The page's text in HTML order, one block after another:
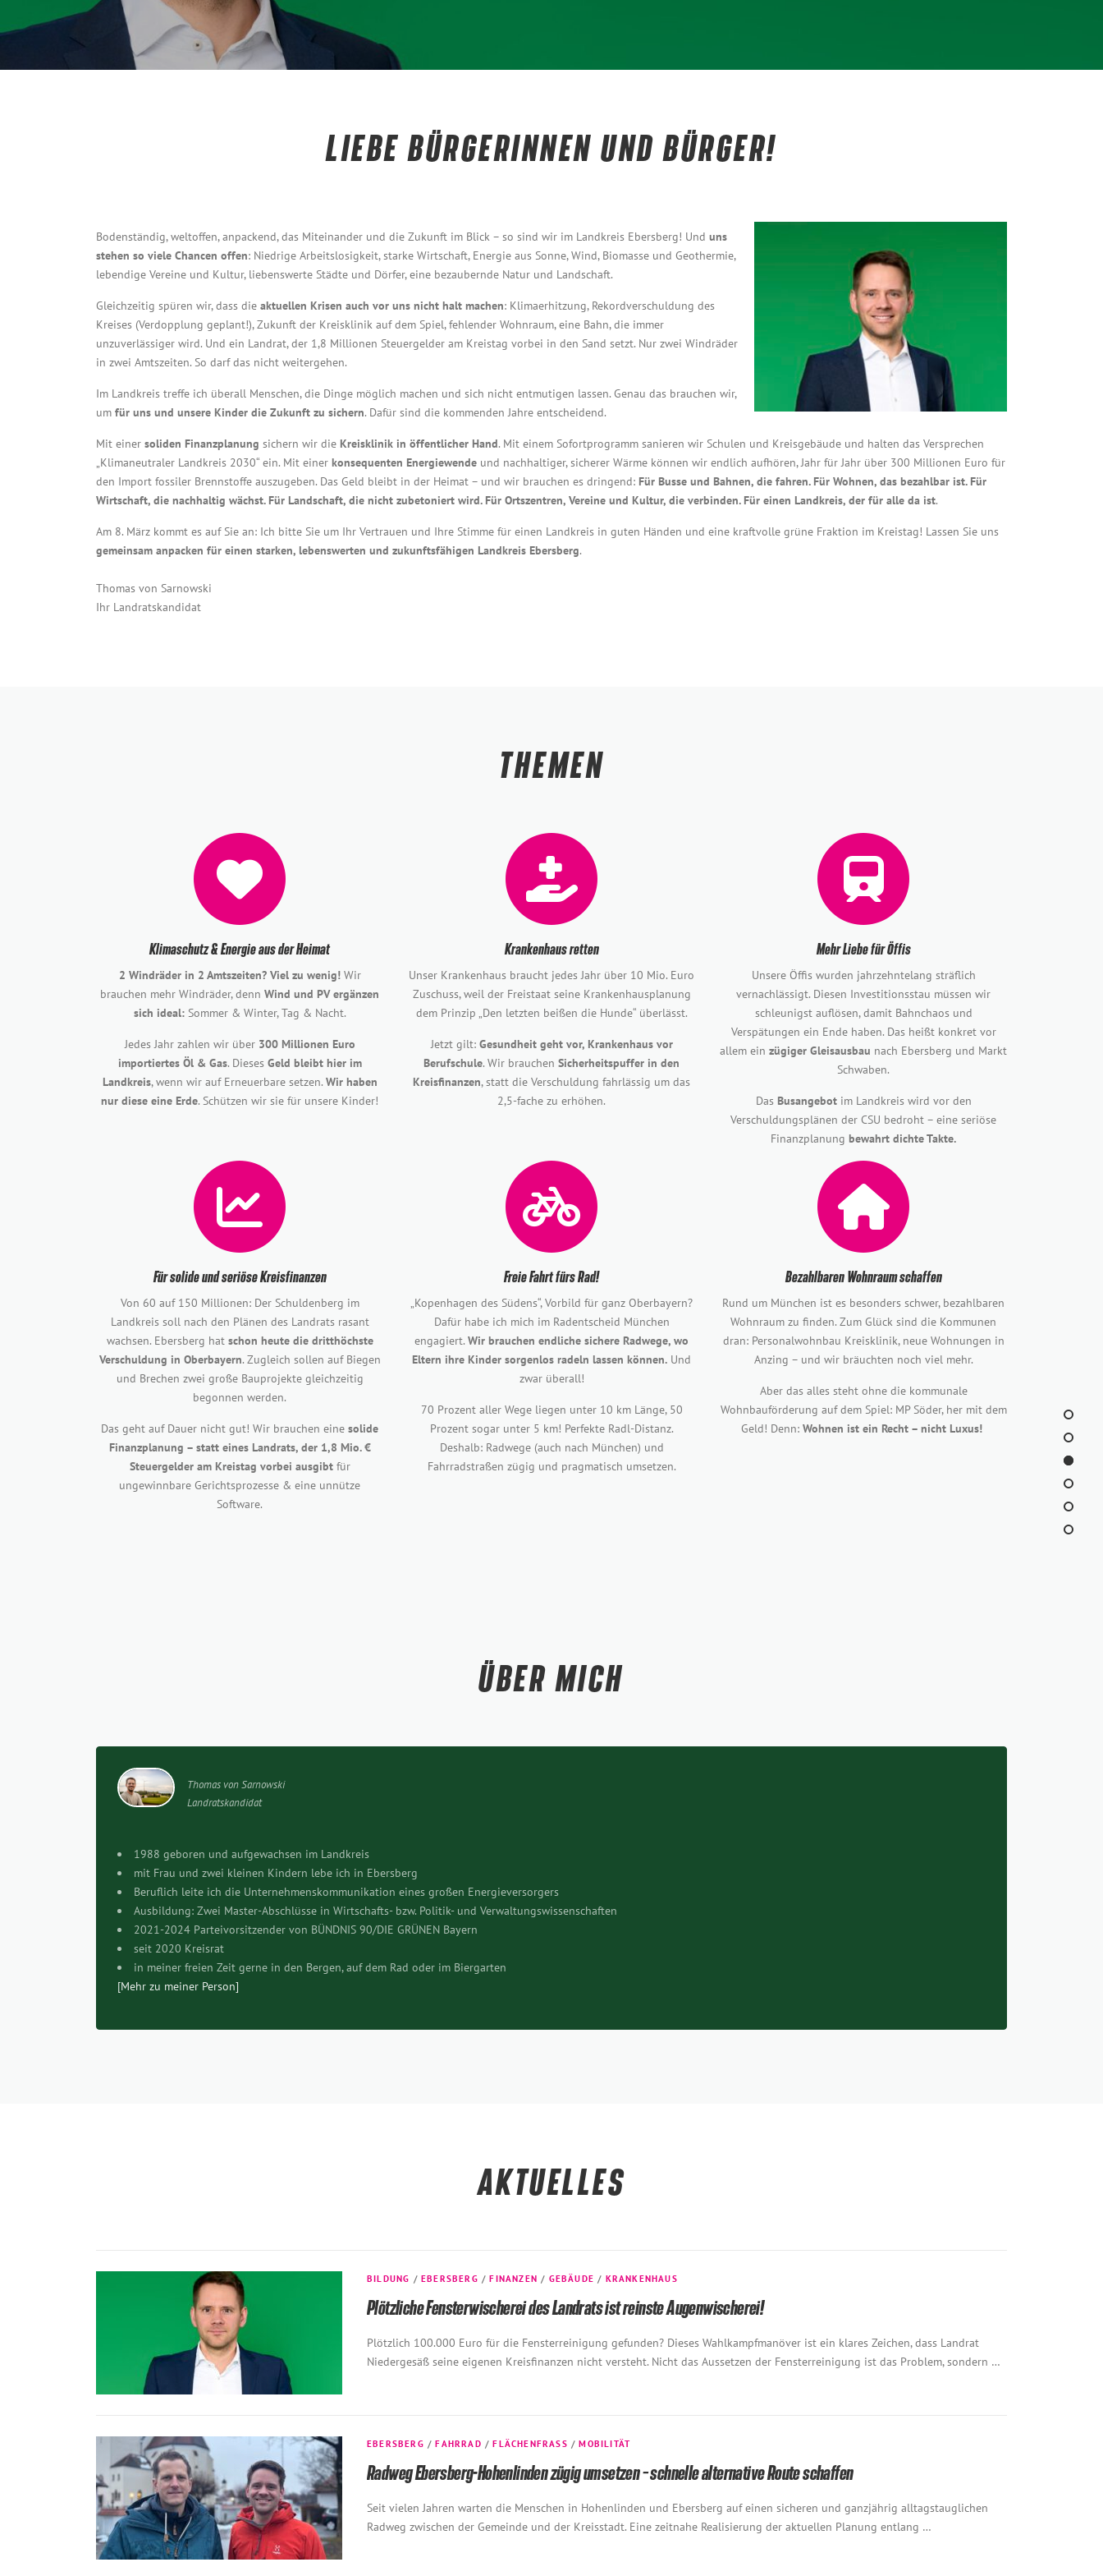
LIEBE BÜRGERINNEN UND BÜRGER!
Bodenständig, weltoffen, anpackend, das Miteinander und die Zukunft im Blick – so sind wir im Landkreis Ebersberg! Und uns
stehen so viele Chancen offen: Niedrige Arbeitslosigkeit, starke Wirtschaft, Energie aus Sonne, Wind, Biomasse und Geothermie,
lebendige Vereine und Kultur, liebenswerte Städte und Dörfer, eine bezaubernde Natur und Landschaft.
Gleichzeitig spüren wir, dass die aktuellen Krisen auch vor uns nicht halt machen: Klimaerhitzung, Rekordverschuldung des
Kreises (Verdopplung geplant!), Zukunft der Kreisklinik auf dem Spiel, fehlender Wohnraum, eine Bahn, die immer
unzuverlässiger wird. Und ein Landrat, der 1,8 Millionen Steuergelder am Kreistag vorbei in den Sand setzt. Nur zwei Windräder
in zwei Amtszeiten. So darf das nicht weitergehen.
Im Landkreis treffe ich überall Menschen, die Dinge möglich machen und sich nicht entmutigen lassen. Genau das brauchen wir,
um für uns und unsere Kinder die Zukunft zu sichern. Dafür sind die kommenden Jahre entscheidend.
Mit einer soliden Finanzplanung sichern wir die Kreisklinik in öffentlicher Hand. Mit einem Sofortprogramm sanieren wir Schulen und Kreisgebäude und halten das Versprechen
„Klimaneutraler Landkreis 2030“ ein. Mit einer konsequenten Energiewende und nachhaltiger, sicherer Wärme können wir endlich aufhören, Jahr für Jahr über 300 Millionen Euro für
den Import fossiler Brennstoffe auszugeben. Das Geld bleibt in der Heimat – und wir brauchen es dringend: Für Busse und Bahnen, die fahren. Für Wohnen, das bezahlbar ist. Für
Wirtschaft, die nachhaltig wächst. Für Landschaft, die nicht zubetoniert wird. Für Ortszentren, Vereine und Kultur, die verbinden. Für einen Landkreis, der für alle da ist.
Am 8. März kommt es auf Sie an: Ich bitte Sie um Ihr Vertrauen und Ihre Stimme für einen Landkreis in guten Händen und eine kraftvolle grüne Fraktion im Kreistag! Lassen Sie uns
gemeinsam anpacken für einen starken, lebenswerten und zukunftsfähigen Landkreis Ebersberg.
Thomas von Sarnowski
Ihr Landratskandidat
THEMEN
Klimaschutz & Energie aus der Heimat
2 Windräder in 2 Amtszeiten? Viel zu wenig!Wir
brauchen mehr Windräder, denn Wind und PV ergänzen
sich ideal: Sommer & Winter, Tag & Nacht.
Jedes Jahr zahlen wir über 300 Millionen Euro
importiertes Öl & Gas. Dieses Geld bleibt hier im
Landkreis, wenn wir auf Erneuerbare setzen. Wir haben
nur diese eine Erde. Schützen wir sie für unsere Kinder!
Krankenhaus retten
Unser Krankenhaus braucht jedes Jahr über 10 Mio. Euro
Zuschuss, weil der Freistaat seine Krankenhausplanung
dem Prinzip „Den letzten beißen die Hunde“ überlässt.
Jetzt gilt: Gesundheit geht vor, Krankenhaus vor
Berufschule. Wir brauchen Sicherheitspuffer in den
Kreisfinanzen, statt die Verschuldung fahrlässig um das
2,5-fache zu erhöhen.
Mehr Liebe für Öffis
Unsere Öffis wurden jahrzehntelang sträflich
vernachlässigt. Diesen Investitionsstau müssen wir
schleunigst auflösen, damit Bahnchaos und
Verspätungen ein Ende haben. Das heißt konkret vor
allem ein zügiger Gleisausbau nach Ebersberg und Markt
Schwaben.
Das Busangebotim Landkreis wird vor den
Verschuldungsplänen der CSU bedroht – eine seriöse
Finanzplanung bewahrt dichte Takte.
Für solide und seriöse Kreisfinanzen
Von 60 auf 150 Millionen: Der Schuldenberg im
Landkreis soll nach den Plänen des Landrats rasant
wachsen. Ebersberg hat schon heute die dritthöchste
Verschuldung in Oberbayern. Zugleich sollen auf Biegen
und Brechen zwei große Bauprojekte gleichzeitig
begonnen werden.
Das geht auf Dauer nicht gut! Wir brauchen eine solide
Finanzplanung – statt eines Landrats, der 1,8 Mio. €
Steuergelder am Kreistag vorbei ausgibtfür
ungewinnbare Gerichtsprozesse & eine unnütze
Software.
Freie Fahrt fürs Rad!
„Kopenhagen des Südens“, Vorbild für ganz Oberbayern?
Dafür habe ich mich im Radentscheid München
engagiert. Wir brauchen endliche sichere Radwege, wo
Eltern ihre Kinder sorgenlos radeln lassen können. Und
zwar überall!
70 Prozent aller Wege liegen unter 10 km Länge, 50
Prozent sogar unter 5 km! Perfekte Radl-Distanz.
Deshalb: Radwege (auch nach München) und
Fahrradstraßen zügig und pragmatisch umsetzen.
Bezahlbaren Wohnraum schaffen
Rund um München ist es besonders schwer, bezahlbaren
Wohnraum zu finden. Zum Glück sind die Kommunen
dran: Personalwohnbau Kreisklinik, neue Wohnungen in
Anzing – und wir bräuchten noch viel mehr.
Aber das alles steht ohne die kommunale
Wohnbauförderung auf dem Spiel: MP Söder, her mit dem
Geld! Denn: Wohnen ist ein Recht – nicht Luxus!
ÜBER MICH
Thomas von Sarnowski
Landratskandidat
1988 geboren und aufgewachsen im Landkreis
mit Frau und zwei kleinen Kindern lebe ich in Ebersberg
Beruflich leite ich die Unternehmenskommunikation eines großen Energieversorgers
Ausbildung: Zwei Master-Abschlüsse in Wirtschafts- bzw. Politik- und Verwaltungswissenschaften
2021-2024 Parteivorsitzender von BÜNDNIS 90/DIE GRÜNEN Bayern
seit 2020 Kreisrat
in meiner freien Zeit gerne in den Bergen, auf dem Rad oder im Biergarten
[Mehr zu meiner Person]
AKTUELLES
BILDUNG /EBERSBERG /FINANZEN / GEBÄUDE / KRANKENHAUS
Plötzliche Fensterwischerei des Landrats ist reinste Augenwischerei!
Plötzlich 100.000 Euro für die Fensterreinigung gefunden? Dieses Wahlkampfmanöver ist ein klares Zeichen, dass Landrat
Niedergesäß seine eigenen Kreisfinanzen nicht versteht. Nicht das Aussetzen der Fensterreinigung ist das Problem, sondern …
EBERSBERG /FAHRRAD /FLÄCHENFRASS /MOBILITÄT
Radweg Ebersberg-Hohenlinden zügig umsetzen – schnelle alternative Route schaffen
Seit vielen Jahren warten die Menschen in Hohenlinden und Ebersberg auf einen sicheren und ganzjährig alltagstauglichen
Radweg zwischen der Gemeinde und der Kreisstadt. Eine zeitnahe Realisierung der aktuellen Planung entlang …